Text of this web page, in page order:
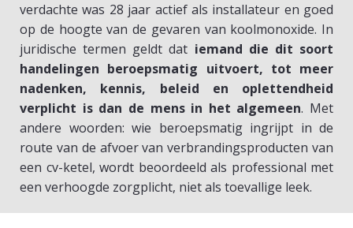
verdachte was 28 jaar actief als installateur en goed
op de hoogte van de gevaren van koolmonoxide. In
juridische termen geldt dat iemand die dit soort
handelingen beroepsmatig uitvoert, tot meer
nadenken, kennis, beleid en oplettendheid
verplicht is dan de mens in het algemeen. Met
andere woorden: wie beroepsmatig ingrijpt in de
route van de afvoer van verbrandingsproducten van
een cv-ketel, wordt beoordeeld als professional met
een verhoogde zorgplicht, niet als toevallige leek.